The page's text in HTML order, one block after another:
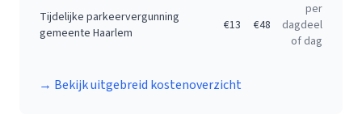
Tijdelijke parkeervergunning
gemeente Haarlem
€13 €48
per
dagdeel
of dag
→ Bekijk uitgebreid kostenoverzicht